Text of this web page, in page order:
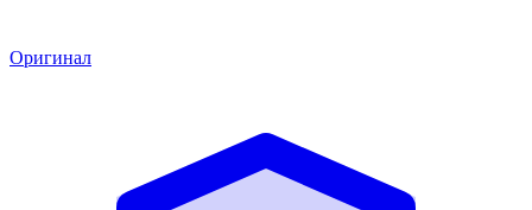
Оригинал